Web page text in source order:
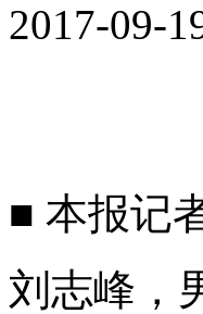
2017-09-
■ 本报记
刘志峰，